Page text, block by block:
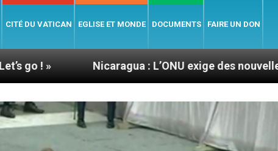
CITÉ DU VATICAN EGLISE ET MONDE DOCUMENTS FAIRE UN DON
Nicaragua : L’ONU exige des nouvelles de Mgr Mata